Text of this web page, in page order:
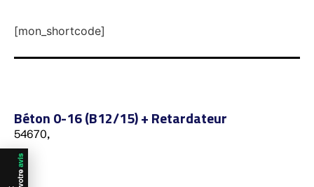
[mon_shortcode]
Béton 0-16 (B12/15) + Retardateur
54670,